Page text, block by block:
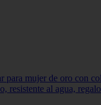
para mujer de oro con
resistente al agua,